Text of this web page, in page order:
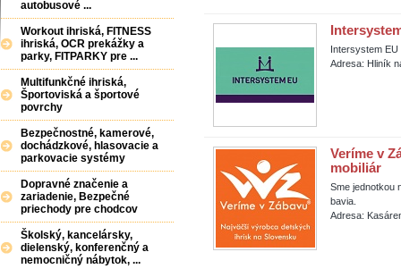
autobusové ...
Workout ihriská, FITNESS
ihriská, OCR prekážky a
parky, FITPARKY pre ...
Multifunkčné ihriská,
Športoviská a športové
povrchy
Bezpečnostné, kamerové,
dochádzkové, hlasovacie a
parkovacie systémy
Dopravné značenie a
zariadenie, Bezpečné
priechody pre chodcov
Školský, kancelársky,
dielenský, konferenčný a
nemocničný nábytok, ...
Intersystem
Adresa: Hliník
Veríme v
mobiliár
Sme jednotkou
bavia.
Adresa: